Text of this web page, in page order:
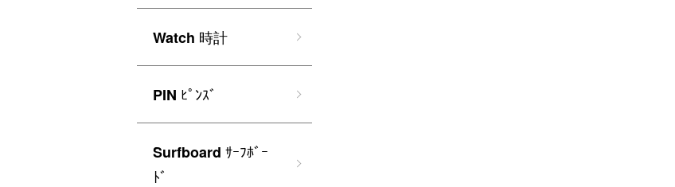
Watch 時計
PIN ﾋﾟﾝｽﾞ
Surfboard ｻｰﾌﾎﾞｰ
ﾄﾞ